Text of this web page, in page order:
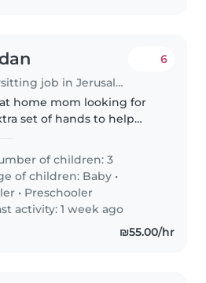
Babysitting job in Jerusalem
6
home mom looking for
set of hands to help
toddlers. Position opening
24, 2026. Requirements:
children, playing..
of children: 3
of children: Baby •
• Preschooler
activity: 1 week ago
₪55.00/hr